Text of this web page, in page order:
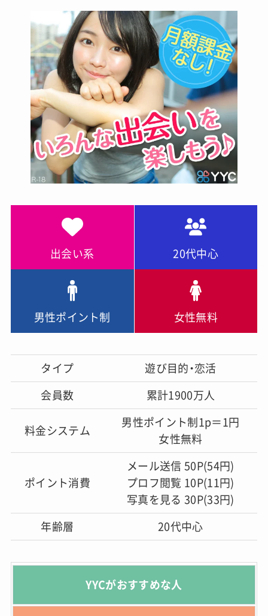
出会い系 20代中心
男性ポイント制 女性無料
タイプ
遊び目的・恋活
会員数
累計1900万人
料金システム
男性ポイント制1p＝1円
女性無料
ポイント消費
メール送信 50P(54円)
プロフ閲覧 10P(11円)
写真を見る 30P(33円)
年齢層
20代中心
YYCがおすすめな人